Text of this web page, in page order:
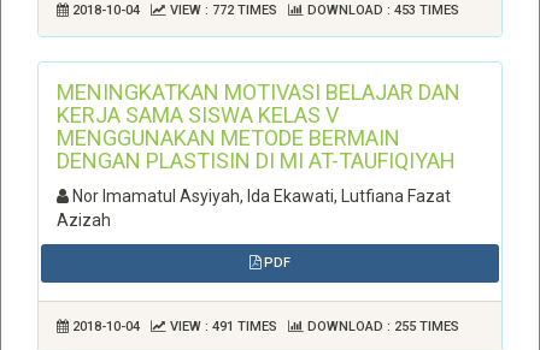
2018-10-04 VIEW : 772 TIMES DOWNLOAD : 453 TIMES
MENINGKATKAN MOTIVASI BELAJAR DAN
KERJA SAMA SISWA KELAS V
MENGGUNAKAN METODE BERMAIN
DENGAN PLASTISIN DI MI AT-TAUFIQIYAH
Nor Imamatul Asyiyah, Ida Ekawati, Lutfiana Fazat
Azizah
PDF
2018-10-04 VIEW : 491 TIMES DOWNLOAD : 255 TIMES